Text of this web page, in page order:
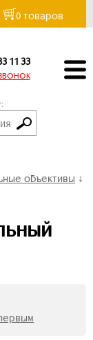
0 товаров
11 33
объективы ↓